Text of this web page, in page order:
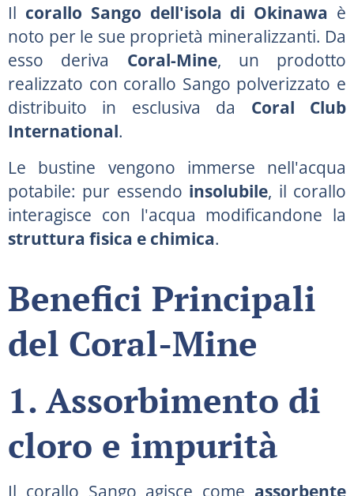
Il corallo Sango dell'isola di Okinawa è
noto per le sue proprietà mineralizzanti. Da
esso deriva Coral-Mine, un prodotto
realizzato con corallo Sango polverizzato e
distribuito in esclusiva da Coral Club
International.
Le bustine vengono immerse nell'acqua
potabile: pur essendo insolubile, il corallo
interagisce con l'acqua modificandone la
struttura fisica e chimica.
Benefici Principali
del Coral-Mine
1. Assorbimento di
cloro e impurità
Il corallo Sango agisce come assorbente